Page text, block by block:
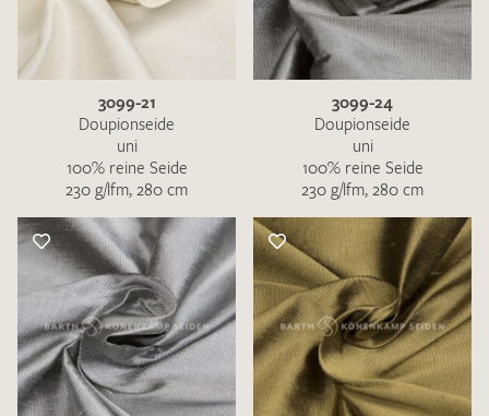
3099-21
Doupionseide
uni
100% reine Seide
230 g/lfm, 280 cm
3099-24
Doupionseide
uni
100% reine Seide
230 g/lfm, 280 cm